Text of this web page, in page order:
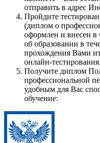
отправить в адрес
Пройдите
(диплом о
оформлен и внесен в
об образовании в
прохождения Вами
онлайн-тестирования.
Получите диплом
профессиональной
удобным для Вас
обучение: